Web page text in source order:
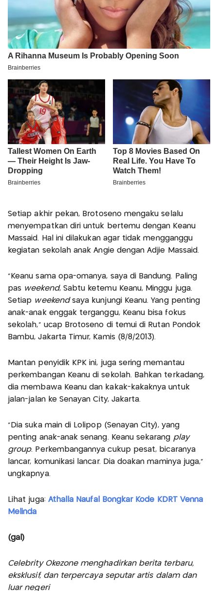
Setiap akhir pekan, Brotoseno mengaku selalu
menyempatkan diri untuk bertemu dengan Keanu
Massaid. Hal ini dilakukan agar tidak mengganggu
kegiatan sekolah anak Angie dengan Adjie Massaid.
“Keanu sama opa-omanya, saya di Bandung. Paling
pas weekend, Sabtu ketemu Keanu, Minggu juga.
Setiap weekendsaya kunjungi Keanu. Yang penting
anak-anak enggak terganggu, Keanu bisa fokus
sekolah,” ucap Brotoseno di temui di Rutan Pondok
Bambu, Jakarta Timur, Kamis (8/8/2013).
Mantan penyidik KPK ini, juga sering memantau
perkembangan Keanu di sekolah. Bahkan terkadang,
dia membawa Keanu dan kakak-kakaknya untuk
jalan-jalan ke Senayan City, Jakarta.
“Dia suka main di Lolipop (Senayan City), yang
penting anak-anak senang. Keanu sekarang play
group. Perkembangannya cukup pesat, bicaranya
lancar, komunikasi lancar. Dia doakan maminya juga,”
ungkapnya.
Lihat juga: Athalla Naufal Bongkar Kode KDRT Venna
Melinda
(gal)
Celebrity Okezone menghadirkan berita terbaru,
eksklusif, dan terpercaya seputar artis dalam dan
luar negeri